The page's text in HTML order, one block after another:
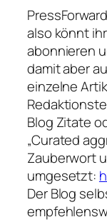
also könnt
abonnieren
damit aber
einzelne
Blog Zitate
„Curated
Zauberwort
umgesetzt:
Der Blog